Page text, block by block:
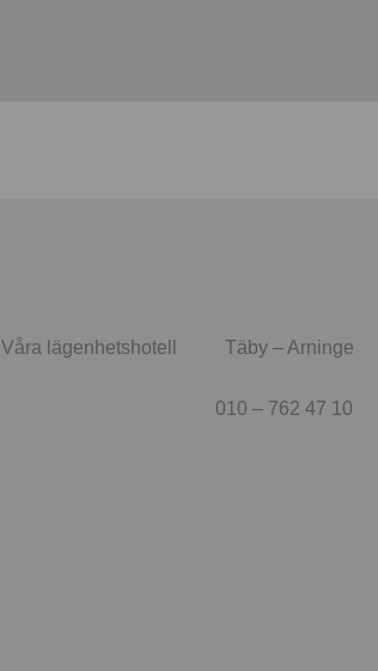
Våra lägenhetshotell Täby – Arninge
010 – 762 47 10